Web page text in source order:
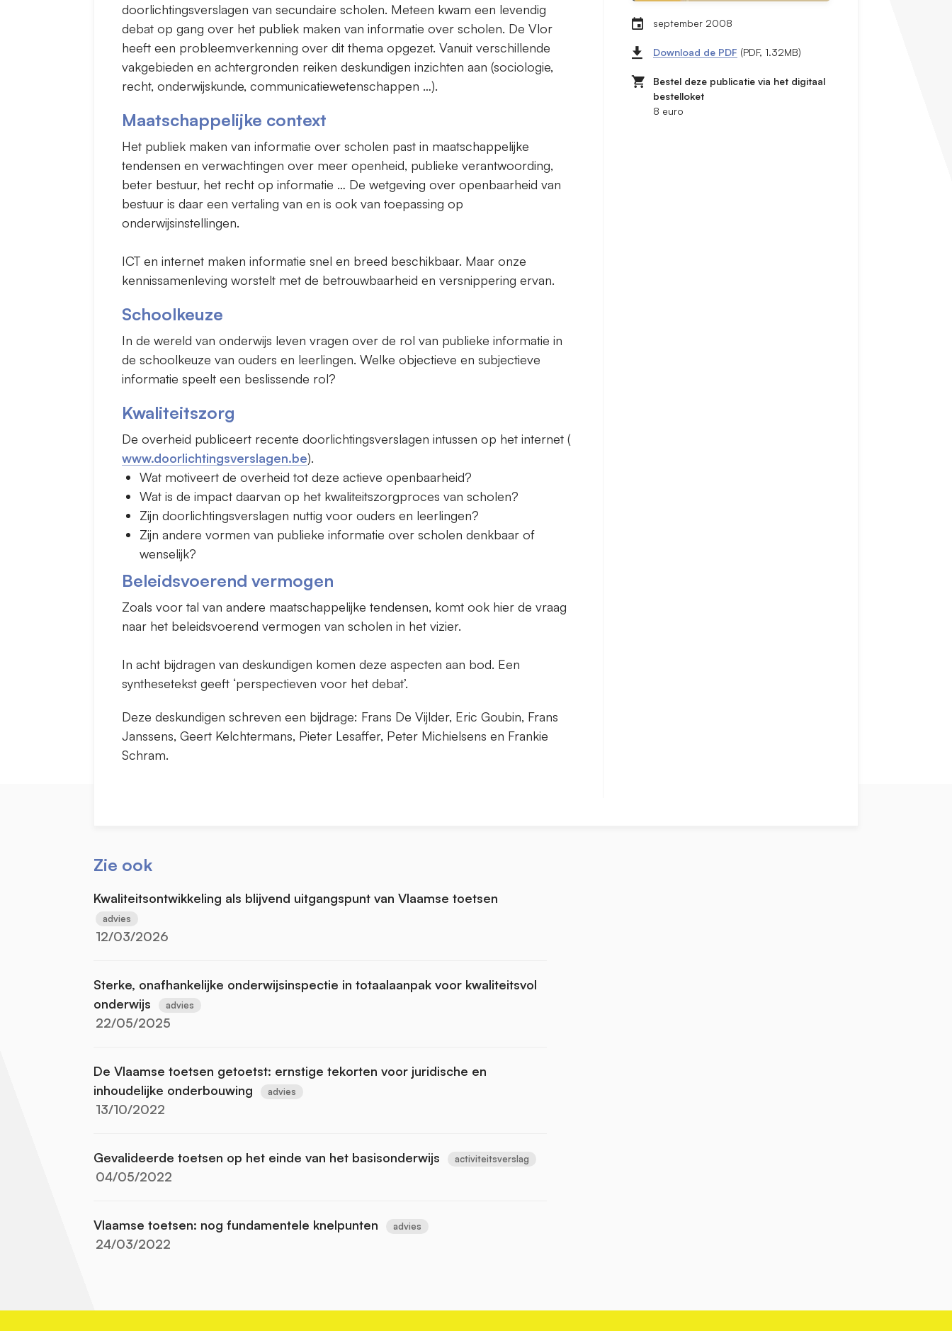
doorlichtingsverslagen van secundaire scholen. Meteen kwam een levendig
debat op gang over het publiek maken van informatie over scholen. De Vlor
heeft een probleemverkenning over dit thema opgezet. Vanuit verschillende
vakgebieden en achtergronden reiken deskundigen inzichten aan (sociologie,
recht, onderwijskunde, communicatiewetenschappen …).
Maatschappelijke context
Het publiek maken van informatie over scholen past in maatschappelijke
tendensen en verwachtingen over meer openheid, publieke verantwoording,
beter bestuur, het recht op informatie … De wetgeving over openbaarheid van
bestuur is daar een vertaling van en is ook van toepassing op
onderwijsinstellingen.
ICT en internet maken informatie snel en breed beschikbaar. Maar onze
kennissamenleving worstelt met de betrouwbaarheid en versnippering ervan.
Schoolkeuze
In de wereld van onderwijs leven vragen over de rol van publieke informatie in
de schoolkeuze van ouders en leerlingen. Welke objectieve en subjectieve
informatie speelt een beslissende rol?
Kwaliteitszorg
De overheid publiceert recente doorlichtingsverslagen intussen op het internet (
www.doorlichtingsverslagen.be).
Wat motiveert de overheid tot deze actieve openbaarheid?
Wat is de impact daarvan op het kwaliteitszorgproces van scholen?
Zijn doorlichtingsverslagen nuttig voor ouders en leerlingen?
Zijn andere vormen van publieke informatie over scholen denkbaar of
wenselijk?
Beleidsvoerend vermogen
Zoals voor tal van andere maatschappelijke tendensen, komt ook hier de vraag
naar het beleidsvoerend vermogen van scholen in het vizier.
In acht bijdragen van deskundigen komen deze aspecten aan bod. Een
synthesetekst geeft ‘perspectieven voor het debat’.
Deze deskundigen schreven een bijdrage: Frans De Vijlder, Eric Goubin, Frans
Janssens, Geert Kelchtermans, Pieter Lesaffer, Peter Michielsens en Frankie
Schram.
september 2008
Download de PDF (PDF, 1.32MB)
Bestel deze publicatie via het digitaal
bestelloket
8 euro
Zie ook
Kwaliteitsontwikkeling als blijvend uitgangspunt van Vlaamse toetsen
advies
12/03/2026
Sterke, onafhankelijke onderwijsinspectie in totaalaanpak voor kwaliteitsvol
onderwijs
advies
22/05/2025
De Vlaamse toetsen getoetst: ernstige tekorten voor juridische en
inhoudelijke onderbouwing
advies
13/10/2022
Gevalideerde toetsen op het einde van het basisonderwijs activiteitsverslag
04/05/2022
Vlaamse toetsen: nog fundamentele knelpunten advies
24/03/2022